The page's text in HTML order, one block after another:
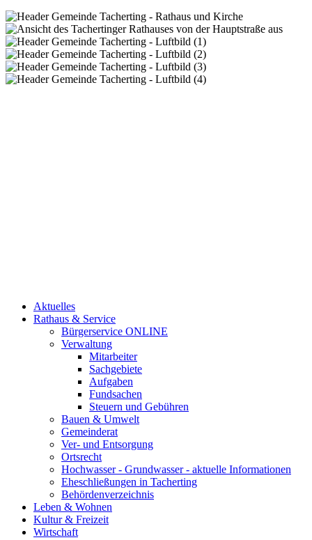
Aktuelles
Rathaus & Service
Bürgerservice ONLINE
Verwaltung
Mitarbeiter
Sachgebiete
Aufgaben
Fundsachen
Steuern und Gebühren
Bauen & Umwelt
Gemeinderat
Ver- und Entsorgung
Ortsrecht
Hochwasser - Grundwasser - aktuelle Informationen
Eheschließungen in Tacherting
Behördenverzeichnis
Leben & Wohnen
Kultur & Freizeit
Wirtschaft